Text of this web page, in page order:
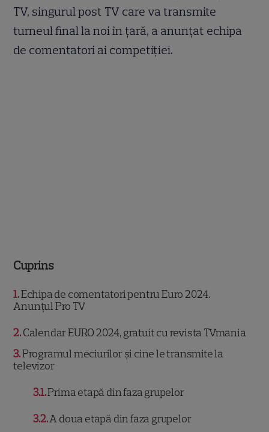
TV, singurul post TV care va transmite
turneul final la noi în țară, a anunțat echipa
de comentatori ai competiției.
Cuprins
1 Echipa de comentatori pentru Euro 2024.
Anunțul Pro TV
2 Calendar EURO 2024, gratuit cu revista TVmania
3 Programul meciurilor și cine le transmite la
televizor
3.1Prima etapă din faza grupelor
3.2A doua etapă din faza grupelor